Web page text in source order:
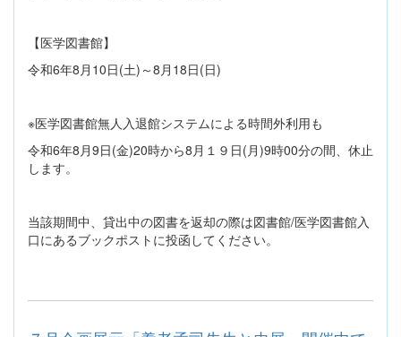
【医学図書館】
令和6年8月10日(土)～8月18日(日)
※医学図書館無人入退館システムによる時間外利用も
令和6年8月9日(金)20時から8月１９日(月)9時00分の間、休止
します。
当該期間中、貸出中の図書を返却の際は図書館/医学図書館入
口にあるブックポストに投函してください。